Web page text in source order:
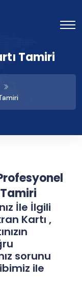
Tamiri
İle İlgili
Kartı ,
sorunu
ile